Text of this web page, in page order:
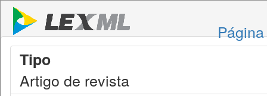
Tipo
Artigo de revista